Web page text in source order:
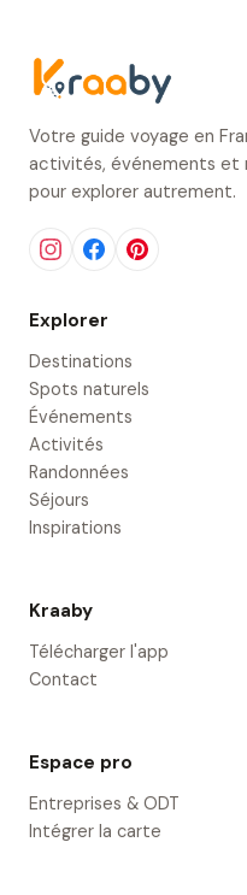
Votre guide voyage en
activités, événements et
pour explorer autrement.
Explorer
Destinations
Spots naturels
Événements
Activités
Randonnées
Séjours
Inspirations
Kraaby
Télécharger l'app
Contact
Espace pro
Entreprises & ODT
Intégrer la carte